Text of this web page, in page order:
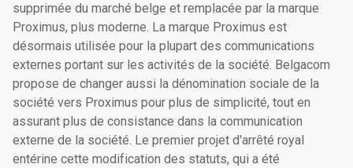
supprimée du marché belge et remplacée par la marque
Proximus, plus moderne. La marque Proximus est
désormais utilisée pour la plupart des communications
externes portant sur les activités de la société. Belgacom
propose de changer aussi la dénomination sociale de la
société vers Proximus pour plus de simplicité, tout en
assurant plus de consistance dans la communication
externe de la société. Le premier projet d'arrêté royal
entérine cette modification des statuts, qui a été